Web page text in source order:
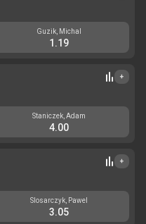
Guzik, Michal
1.19
+
Staniczek, Adam
4.00
+
Slosarczyk, Pawel
3.05